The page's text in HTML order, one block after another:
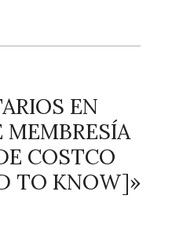
EN
MEMBRESÍA
COSTCO
TO KNOW]»